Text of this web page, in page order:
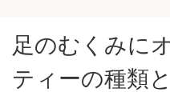
足のむくみに
ティーの種類